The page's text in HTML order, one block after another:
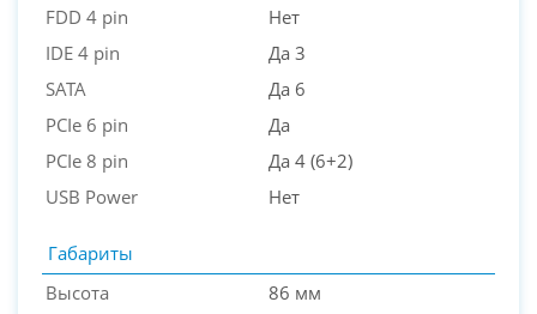
FDD 4 pin
Нет
IDE 4 pin
Да 3
SATA
Да 6
PCIe 6 pin
Да
PCIe 8 pin
Да 4 (6+2)
USB Power
Нет
Габариты
Высота
86 мм